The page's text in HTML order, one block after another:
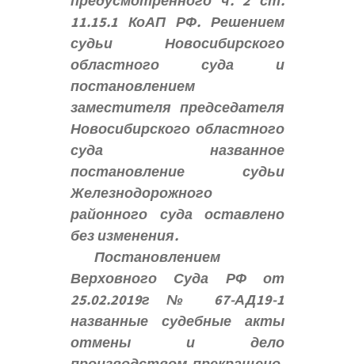
11.15.1 КоАП РФ. Решением
судьи Новосибирского
областного суда и
постановлением
заместителя председателя
Новосибирского областного
суда названное
постановление судьи
Железнодорожного
районного суда оставлено
без изменения.
Постановлением
Верховного Суда РФ от
25.02.2019г № 67-АД19-1
названные судебные акты
отмены и дело